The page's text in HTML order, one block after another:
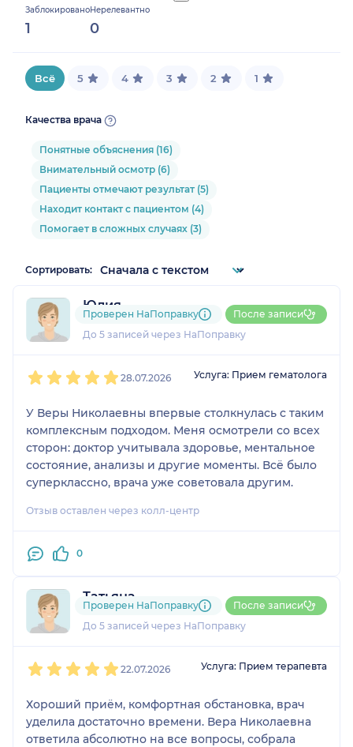
Заблокировано
1
Нерелевантно
0
5.405405405405405%
Всё 5 4 3 2 1
Качества врача
Понятные объяснения (16)
Внимательный осмотр (6)
Пациенты отмечают результат (5)
Находит контакт с пациентом (4)
Помогает в сложных случаях (3)
Сортировать:
Юлия
1 отзыв
До 5 записей через НаПоправку
Проверен НаПоправку После записи
28.07.2026 Услуга: Прием гематолога
У Веры Николаевны впервые столкнулась с таким
комплексным подходом. Меня осмотрели со всех
сторон: доктор учитывала здоровье, ментальное
состояние, анализы и другие моменты. Всё было
суперклассно, врача уже советовала другим.
Отзыв оставлен через колл-центр
0
Татьяна
1 отзыв
До 5 записей через НаПоправку
Проверен НаПоправку После записи
22.07.2026 Услуга: Прием терапевта
Хороший приём, комфортная обстановка, врач
уделила достаточно времени. Вера Николаевна
ответила абсолютно на все вопросы, собрала